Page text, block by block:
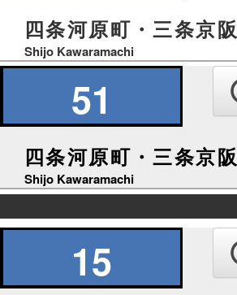
四条河原町・三条京阪
Shijo Kawaramachi
51
四条河原町・三条京阪
Shijo Kawaramachi
の
15